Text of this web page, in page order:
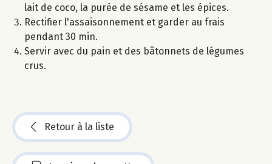
lait de coco, la purée de sésame et les épices.
Rectifier l'assaisonnement et garder au frais
pendant 30 min.
Servir avec du pain et des bâtonnets de légumes
crus.
Retour à la liste